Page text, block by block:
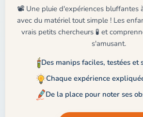
📽️ Une pluie d'expériences bluffantes
avec du matériel tout simple ! Les
vrais petits chercheurs 🧪 et
s'amusant.
Des manips faciles, testées et
Chaque expérience
De la place pour noter ses